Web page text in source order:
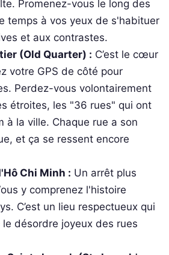
Promenez-vous le long des
temps à vos yeux de s'habituer
et aux contrastes.
(Old Quarter) : C’est le cœur
votre GPS de côté pour
Perdez-vous volontairement
étroites, les "36 rues" qui ont
à la ville. Chaque rue a son
et ça se ressent encore
Chi Minh : Un arrêt plus
y comprenez l'histoire
C’est un lieu respectueux qui
désordre joyeux des rues